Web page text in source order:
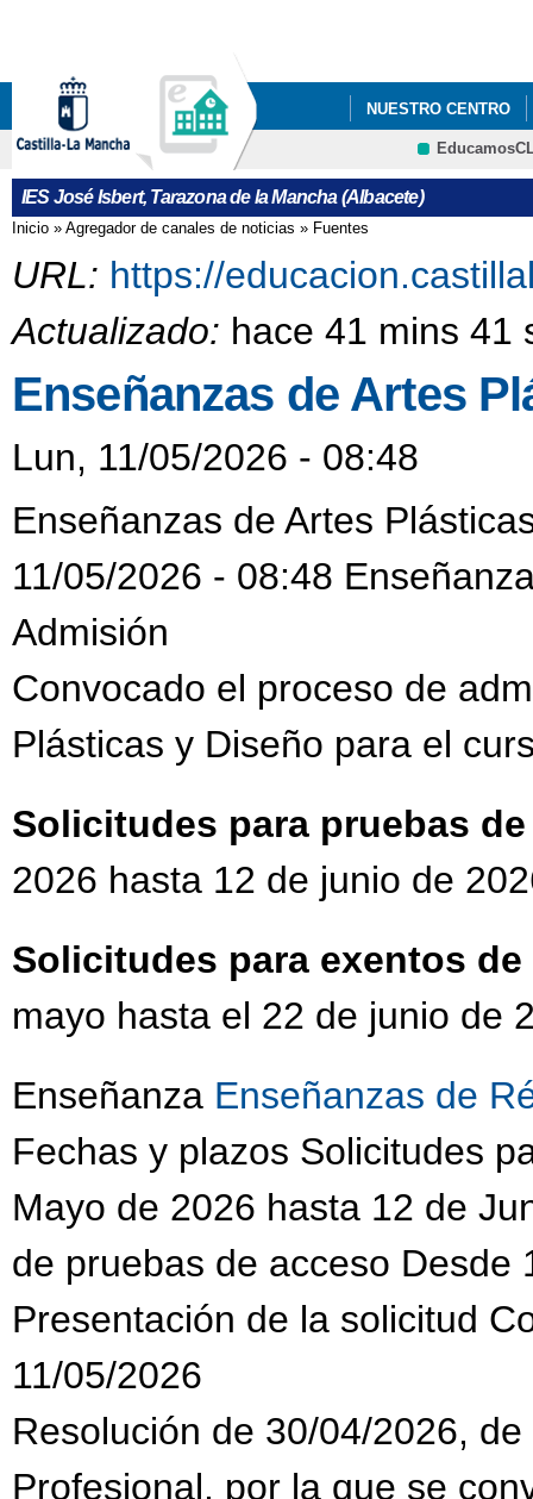
NUESTRO CENTRO
IES José Isbert, Tarazona de la Mancha (Albacete)
Se encuentra usted aquí
Inicio » Agregador de canales de noticias » Fuentes
URL: https://
Actualizado: hace 41 mins 41
Enseñanzas de Artes
Lun, 11/05/2026 - 08:48
Enseñanzas de Artes
11/05/2026 - 08:48
Admisión
Convocado el proceso de
Plásticas y Diseño para el
Solicitudes para pruebas
2026 hasta 12 de junio de
Solicitudes para exentos
mayo hasta el 22 de junio de
Enseñanza Enseñanzas de
Fechas y plazos Solicitudes
Mayo de 2026 hasta 12 de
de pruebas de acceso Desde
Presentación de la solicitud
11/05/2026
Resolución de 30/04/2026,
Profesional, por la que se